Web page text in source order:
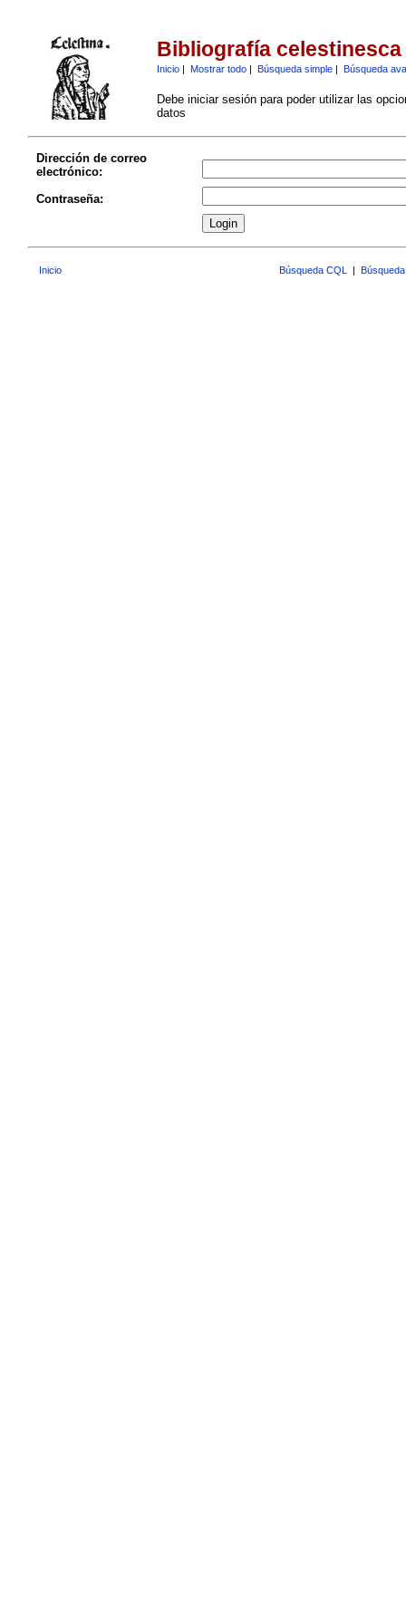
Bibliografía celestinesca
Inicio| Mostrar todo| Búsqueda simple| Búsqueda
Debe iniciar sesión para poder utilizar las
datos
Dirección de correo
electrónico:
Contraseña:
Inicio Búsqueda CQL |